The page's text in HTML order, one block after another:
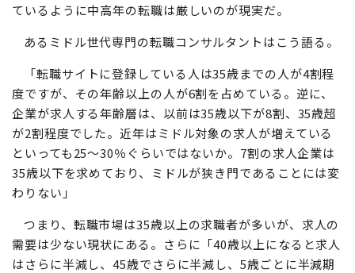
ているように中高年の転職は厳しいのが現実だ。
あるミドル世代専門の転職コンサルタントはこう語る。
「転職サイトに登録している人は35歳までの人が4割程
度ですが、その年齢以上の人が6割を占めている。逆に、
企業が求人する年齢層は、以前は35歳以下が8割、35歳超
が2割程度でした。近年はミドル対象の求人が増えている
といっても25～30％ぐらいではないか。7割の求人企業は
35歳以下を求めており、ミドルが狭き門であることには変
わりない」
つまり、転職市場は35歳以上の求職者が多いが、求人の
需要は少ない現状にある。さらに「40歳以上になると求人
はさらに半減し、45歳でさらに半減し、5歳ごとに半減期